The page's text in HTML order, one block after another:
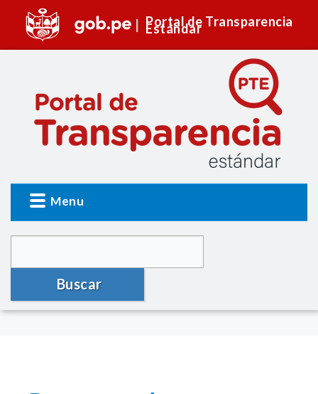
Portal de Transparencia
Estándar
Menu
Buscar